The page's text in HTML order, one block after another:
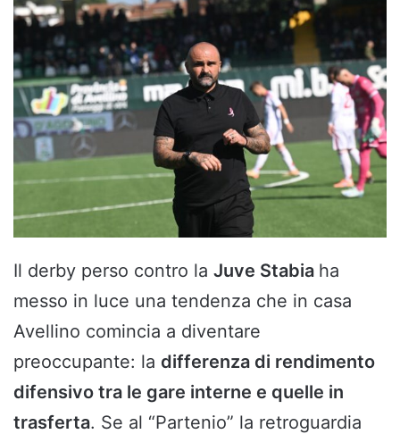
Il derby perso contro la Juve Stabia ha
messo in luce una tendenza che in casa
Avellino comincia a diventare
preoccupante: la differenza di rendimento
difensivo tra le gare interne e quelle in
trasferta. Se al “Partenio” la retroguardia